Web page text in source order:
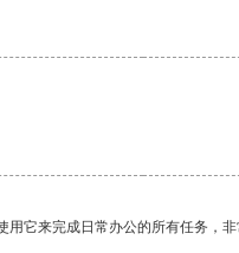
它来完成日常办公的所有任务，非